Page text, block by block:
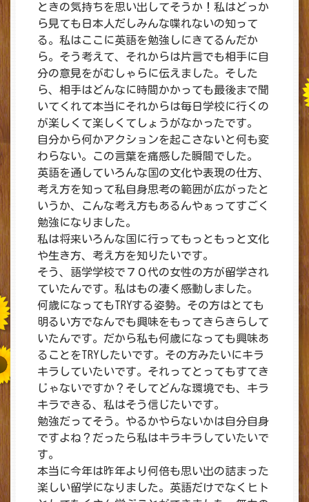
ときの気持ちを思い出してそうか！私はどっか
ら見ても日本人だしみんな喋れないの知って
る。私はここに英語を勉強しにきてるんだか
ら。そう考えて、それからは片言でも相手に自
分の意見をがむしゃらに伝えました。そした
ら、相手はどんなに時間かかっても最後まで聞
いてくれて本当にそれからは毎日学校に行くの
が楽しくて楽しくてしょうがなかったです。
自分から何かアクションを起こさないと何も変
わらない。この言葉を痛感した瞬間でした。
英語を通していろんな国の文化や表現の仕方、
考え方を知って私自身思考の範囲が広がったと
いうか、こんな考え方もあるんやぁってすごく
勉強になりました。
私は将来いろんな国に行ってもっともっと文化
や生き方、考え方を知りたいです。
そう、語学学校で７０代の女性の方が留学され
ていたんです。私はもの凄く感動しました。
何歳になってもTRYする姿勢。その方はとても
明るい方でなんでも興味をもってきらきらして
いたんです。だから私も何歳になっても興味あ
ることをTRYしたいです。その方みたいにキラ
キラしていたいです。それってとってもすてき
じゃないですか？そしてどんな環境でも、キラ
キラできる、私はそう信じたいです。
勉強だってそう。やるかやらないかは自分自身
ですよね？だったら私はキラキラしていたいで
す。
本当に今年は昨年より何倍も思い出の詰まった
楽しい留学になりました。英語だけでなくヒト